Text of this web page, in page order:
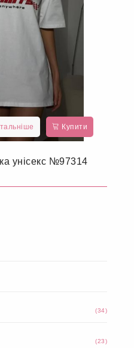
Купити
унісекс №97314
(34)
(23)